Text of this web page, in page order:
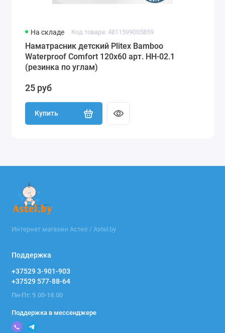
На складе Код товара: 4811599005859
Наматрасник детский Plitex Bamboo
Waterproof Comfort 120х60 арт. НН-02.1
(резинка по углам)
25 руб
Купить
Интернет магазин Астел / Astel.by
Поддержка
+37529 3-901-903
+37529 577-88-64
Пн-Пт: 9.00-18.00
Поддержка в мессенджере